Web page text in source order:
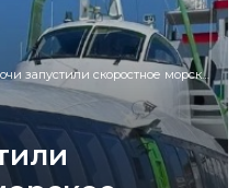
скоростное морское такси до Адлера: время в пути — 45 минут